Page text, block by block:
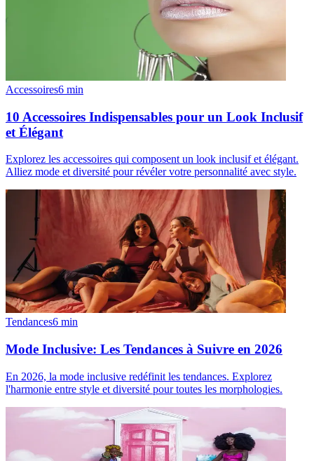
Accessoires6 min
10 Accessoires Indispensables pour un Look Inclusif
et Élégant
Explorez les accessoires qui composent un look inclusif et élégant.
Alliez mode et diversité pour révéler votre personnalité avec style.
Tendances6 min
Mode Inclusive: Les Tendances à Suivre en 2026
En 2026, la mode inclusive redéfinit les tendances. Explorez
l'harmonie entre style et diversité pour toutes les morphologies.